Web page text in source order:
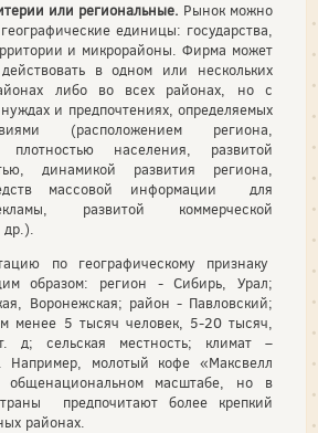
или региональные. Рынок можно
единицы: государства,
и микрорайоны. Фирма может
в одном или нескольких
либо во всех районах, но с
и предпочтениях, определяемых
(расположением региона,
населения, развитой
динамикой развития региона,
массовой информации для
развитой коммерческой
др.).
по географическому признаку
образом: регион - Сибирь, Урал;
Воронежская; район - Павловский;
менее 5 тысяч человек, 5-20 тысяч,
сельская местность; климат –
молотый кофе «Максвелл
масштабе, но в
предпочитают более крепкий
районах.